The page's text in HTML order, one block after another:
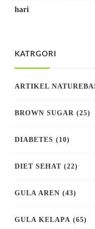
hari
KATRGORI
ARTIKEL
BROWN SUGAR (25)
DIABETES (10)
DIET SEHAT (22)
GULA AREN (43)
GULA KELAPA (65)